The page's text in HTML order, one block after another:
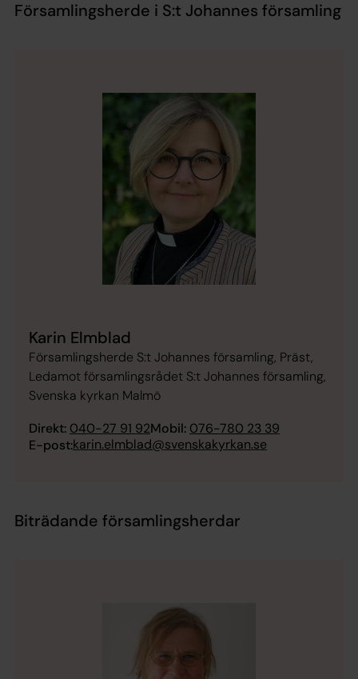
Församlingsherde i S:t Johannes församling
Karin Elmblad
Församlingsherde S:t Johannes församling, Präst,
Ledamot församlingsrådet S:t Johannes församling,
Svenska kyrkan Malmö
Direkt: 040-27 91 92Mobil: 076-780 23 39
E-post:karin.elmblad@svenskakyrkan.se
Biträdande församlingsherdar